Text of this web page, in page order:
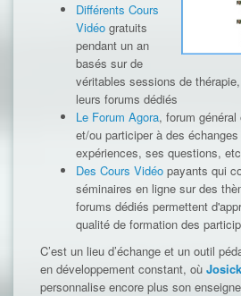
Différents Cours
Vidéo gratuits
pendant un an
basés sur de
véritables sessions de
leurs forums dédiés
Le Forum Agora, forum
et/ou participer à des
expériences, ses questions,
Des Cours Vidéo payants qui
séminaires en ligne sur des
forums dédiés permettent
qualité de formation des
C’est un lieu d’échange et un outil
en développement constant, où
personnalise encore plus son